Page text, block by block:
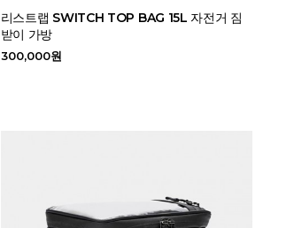
리스트랩 SWITCH TOP BAG 15L 자전거 짐
받이 가방
300,000원